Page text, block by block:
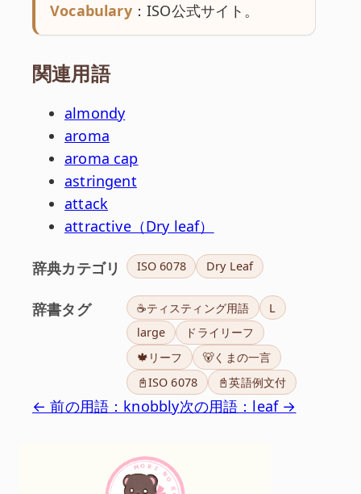
Vocabulary：ISO公式サイト。
関連用語
almondy
aroma
aroma cap
astringent
attack
attractive（Dry leaf）
辞典カテゴリ ISO 6078 Dry Leaf
辞書タグ ☕ティスティング用語
L
large
ドライリーフ
🍁リーフ
🐻くまの一言
📓ISO 6078
📓英語例文付
← 前の用語：knobbly次の用語：leaf →